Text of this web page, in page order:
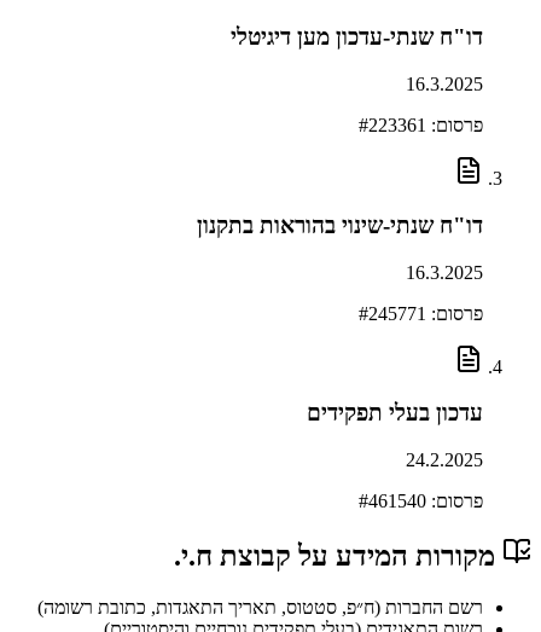
דו"ח שנתי-עדכון מען דיגיטלי
16.3.2025
פרסום: # 223361
דו"ח שנתי-שינוי בהוראות בתקנון
16.3.2025
פרסום: # 245771
עדכון בעלי תפקידים
24.2.2025
פרסום: # 461540
מקורות המידע על קבוצת ח.י.
רשם החברות (ח״פ, סטטוס, תאריך התאגדות, כתובת רשומה)